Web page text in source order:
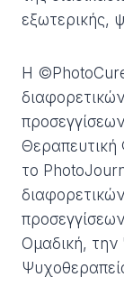
εξωτερικής,
Η
το
Ομαδική, την